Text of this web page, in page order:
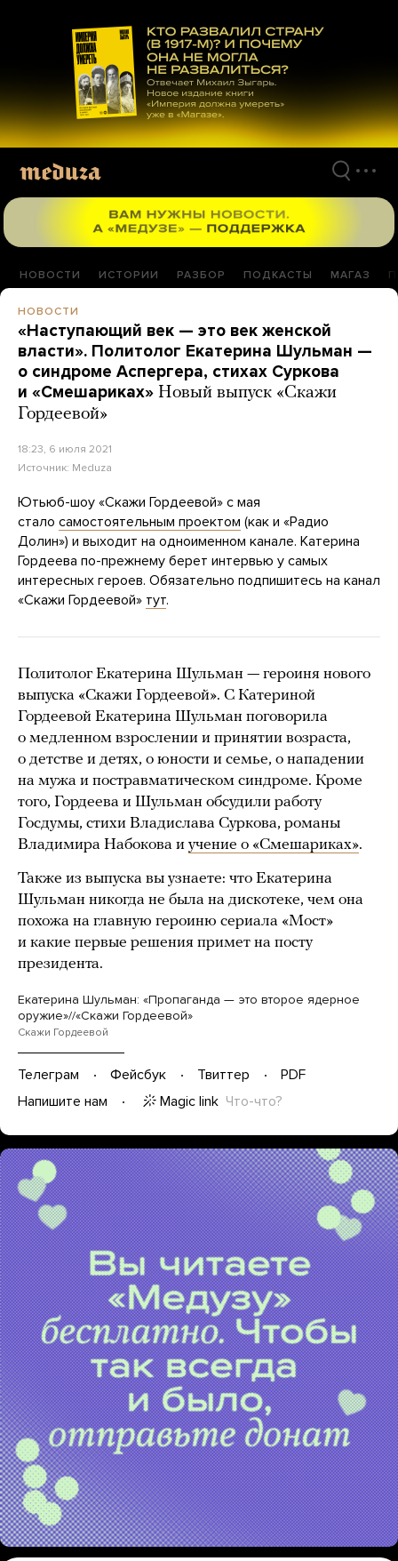
материалам
НОВОСТИ ИСТОРИИ РАЗБОР ПОДКАСТЫ МАГАЗ
НОВОСТИ
«Наступающий век — это век женской
власти». Политолог Екатерина Шульман —
о синдроме Аспергера, стихах Суркова
и «Смешариках» Новый выпуск «Скажи
Гордеевой»
18:23, 6 июля 2021
Источник: Meduza
Ютьюб-шоу «Скажи Гордеевой» с мая
стало самостоятельным проектом (как и «Радио
Долин») и выходит на одноименном канале. Катерина
Гордеева по-прежнему берет интервью у самых
интересных героев. Обязательно подпишитесь на канал
«Скажи Гордеевой» тут.
Политолог Екатерина Шульман — героиня нового
выпуска «Скажи Гордеевой». С Катериной
Гордеевой Екатерина Шульман поговорила
о медленном взрослении и принятии возраста,
о детстве и детях, о юности и семье, о нападении
на мужа и постравматическом синдроме. Кроме
того, Гордеева и Шульман обсудили работу
Госдумы, стихи Владислава Суркова, романы
Владимира Набокова и учение о «Смешариках».
Также из выпуска вы узнаете: что Екатерина
Шульман никогда не была на дискотеке, чем она
похожа на главную героиню сериала «Мост»
и какие первые решения примет на посту
президента.
Екатерина Шульман: «Пропаганда — это второе ядерное
оружие»//«Скажи Гордеевой»
Скажи Гордеевой
Телеграм Фейсбук Твиттер
PDF
Напишите нам
Magic link Что-что?